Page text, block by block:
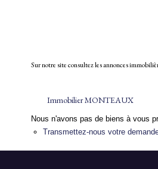
Sur notre site consultez les annonces
Immobilier MONTEAUX
Nous n'avons pas de biens à vous
Transmettez-nous votre